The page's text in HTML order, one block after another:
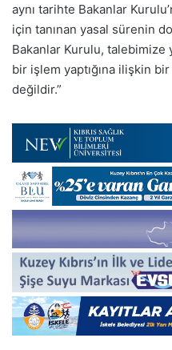
aynı tarihte Bakanlar
için tanınan yasal sürenin
Bakanlar Kurulu,
bir işlem yaptığına ilişkin bir
değildir.”